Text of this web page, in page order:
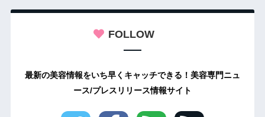
FOLLOW
最新の美容情報をいち早くキャッチできる！美容専門ニュ
ース/プレスリリース情報サイト